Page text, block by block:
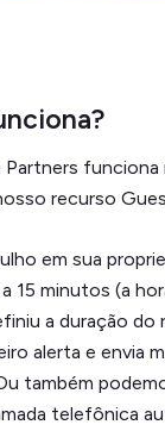
funciona
recurso
em sua
15 minutos (a
a duração do
alerta e envia
também
telefônica